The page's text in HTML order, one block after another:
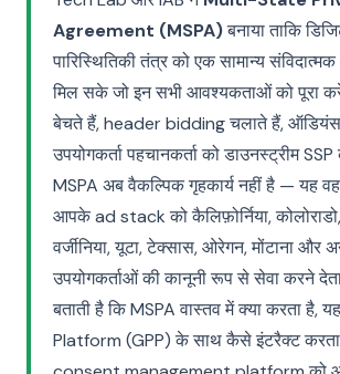
Agreement (MSPA)बनाया ताकि
पारिस्थितिकी तंत्र को एक सामान्य
मिल सके जो इन सभी आवश्यकताओं को पूरा
बेचते हैं, header bidding चलाते हैं, ऑडियंस
उपयोगकर्ता पहचानकर्ता को डाउनस्ट्रीम
MSPA अब वैकल्पिक गृहकार्य नहीं है — यह
आपके ad stack को कैलिफ़ोर्निया,
वर्जीनिया, यूटा, टेक्सास, ओरेगन, मोंटाना और
उपयोगकर्ताओं की कानूनी रूप से सेवा करने
बताती है कि MSPA वास्तव में क्या करता है,
Platform (GPP) के साथ कैसे इंटरैक्ट